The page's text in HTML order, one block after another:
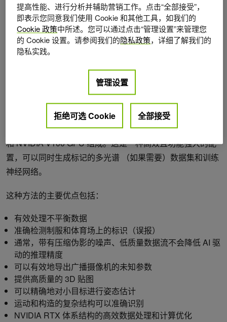
能模型，以准确识别足球运动员及其姿势，将其作为真实比
赛画面上 3D 空间中的人体关键点。
人工智能模型专门针对使用 SKY ENGINE 人工智能平台和
像是完全由 SKY ENGINE 渲染器控制的模拟场景。根据模
型的要求，可以提供各种基本事实。
具有 NVIDIA RTX 核心的 SKY ENGINE AI 渲染引擎为深度
学习提供基于物理的渲染。异构系统由 NVIDIA Titan RTX
和 NVIDIA V100 GPU 组成。这是一种高效且功能强大的配
置，可以同时生成标记的多光谱 （如果需要）数据集和训练
神经网络。
这种方法的主要优点包括：
有效处理不平衡数据
准确检测制服和体育场上的标识（误报）
通常，带有压缩伪影的噪声、低质量数据流不会降低 AI 驱
动的推理精度
可以有效地导出广播摄像机的未知参数
提供高质量的 3D 贴图
可以精确地对小目标进行姿态估计
运动和构造的复杂结构可以准确识别
NVIDIA RTX 体系结构的高效数据处理和计算优化
提高性能、进行分析并辅助营销工作。点击“全部接受”，
即表示您同意我们使用 Cookie 和其他工具，如我们的
Cookie 政策中所述。您可以通过点击“管理设置”来管理您
的 Cookie 设置。请参阅我们的隐私政策，详细了解我们的
隐私实践。
管理设置
拒绝可选 Cookie 全部接受